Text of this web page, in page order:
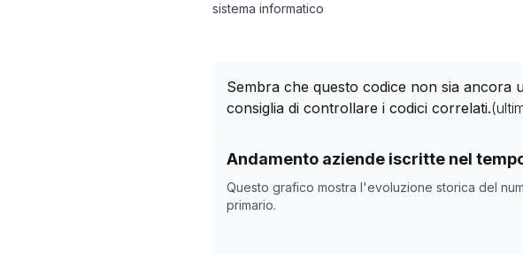
sistema informatico
Sembra che questo codice non sia ancora
consiglia di controllare i codici correlati.
Andamento aziende iscritte nel
Questo grafico mostra l'evoluzione storica del
primario.
Storico numero di aziende con codice
Data rilevazione
21/04/2025